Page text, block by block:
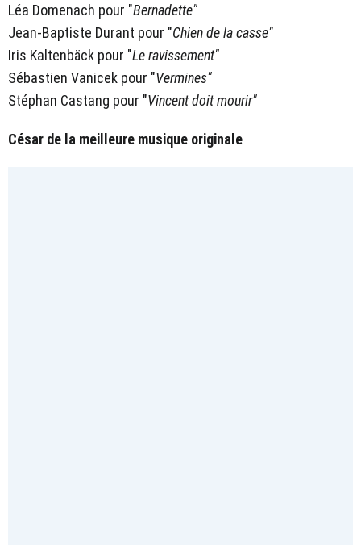
Léa Domenach pour "Bernadette"
Jean-Baptiste Durant pour "Chien de la casse"
Iris Kaltenbäck pour "Le ravissement"
Sébastien Vanicek pour "Vermines"
Stéphan Castang pour "Vincent doit mourir"
César de la meilleure musique originale